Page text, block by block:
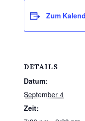
Zum
DETAILS
Datum:
September 4
Zeit: